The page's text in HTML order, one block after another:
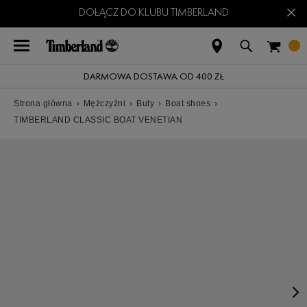
DOŁĄCZ DO KLUBU TIMBERLAND ×
DARMOWA DOSTAWA OD 400 ZŁ
Strona główna › Mężczyźni › Buty › Boat shoes ›
TIMBERLAND CLASSIC BOAT VENETIAN